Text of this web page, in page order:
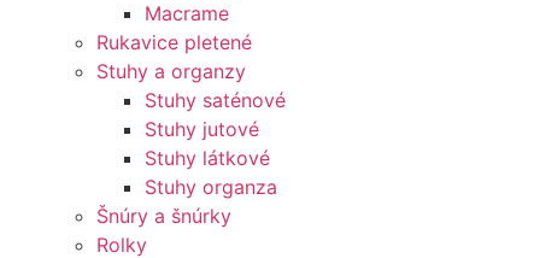
Macrame
Rukavice pletené
Stuhy a organzy
Stuhy saténové
Stuhy jutové
Stuhy látkové
Stuhy organza
Šnúry a šnúrky
Rolky